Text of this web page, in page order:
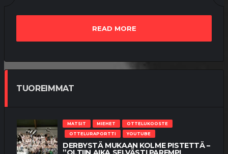
READ MORE
TUOREIMMAT
MATSIT MIEHET
OTTELUKOOSTE
OTTELURAPORTTI
YOUTUBE
DERBYSTÄ MUKAAN KOLME PISTETTÄ –